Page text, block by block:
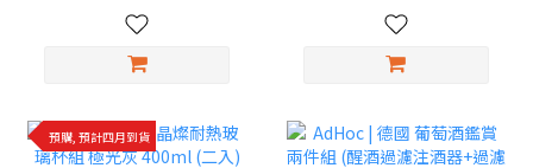
預購, 預計四月到貨